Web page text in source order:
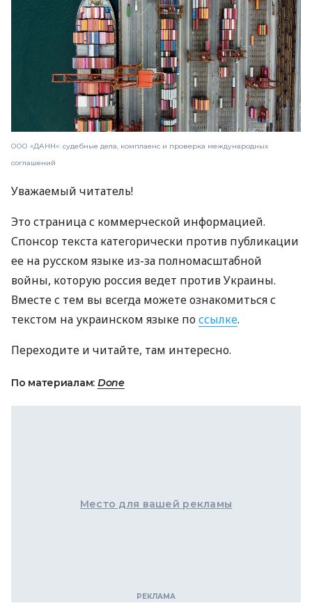
ООО «ДАНН»: судебные дела, комплаенс и проверка международных
соглашений
Уважаемый читатель!
Это страница с коммерческой информацией.
Спонсор текста категорически против публикации
ее на русском языке из-за полномасштабной
войны, которую россия ведет против Украины.
Вместе с тем вы всегда можете ознакомиться с
текстом на украинском языке поссылке.
Переходите и читайте, там интересно.
По материалам: Done
Место для вашей рекламы